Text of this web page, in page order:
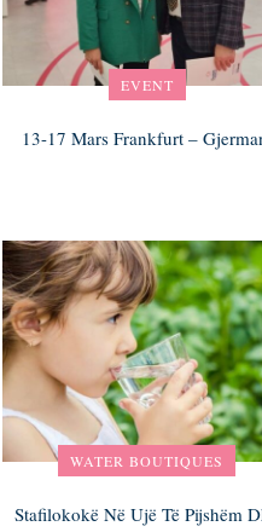
EVENT
13-17 Mars Frankfurt –
WATER BOUTIQUES
Stafilokokë Në Ujë Të Pijshëm